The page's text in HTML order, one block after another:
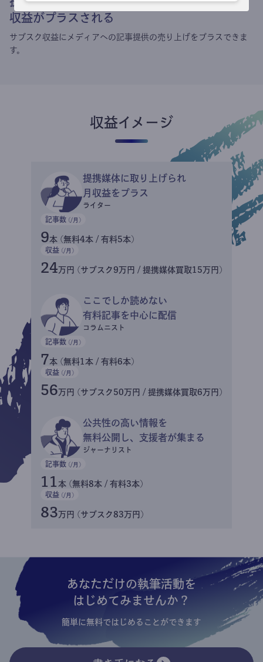
収益がプラスされる
サブスク収益にメディアへの記事提供の売り上げをプラスできま
す。
収益イメージ
提携媒体に取り上げられ
月収益をプラス
ライター
記事数 (/月)
9本 (無料4本 / 有料5本)
収益 (/月)
24万円 (サブスク9万円 / 提携媒体買取15万円)
ここでしか読めない
有料記事を中心に配信
コラムニスト
記事数 (/月)
7本 (無料1本 / 有料6本)
収益 (/月)
56万円 (サブスク50万円 / 提携媒体買取6万円)
公共性の高い情報を
無料公開し、支援者が集まる
ジャーナリスト
記事数 (/月)
11 本 (無料8本 / 有料3本)
収益 (/月)
83万円 (サブスク83万円)
あなただけの執筆活動を
はじめてみませんか？
簡単に無料ではじめることができます